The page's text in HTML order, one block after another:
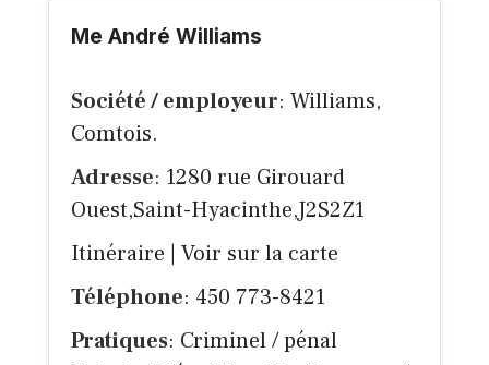
Me André Williams
Société / employeur: Williams,
Comtois.
Adresse: 1280 rue Girouard
Ouest,Saint-Hyacinthe,J2S2Z1
Itinéraire
Voir sur la carte
Téléphone: 450 773-8421
Pratiques: Criminel / pénal